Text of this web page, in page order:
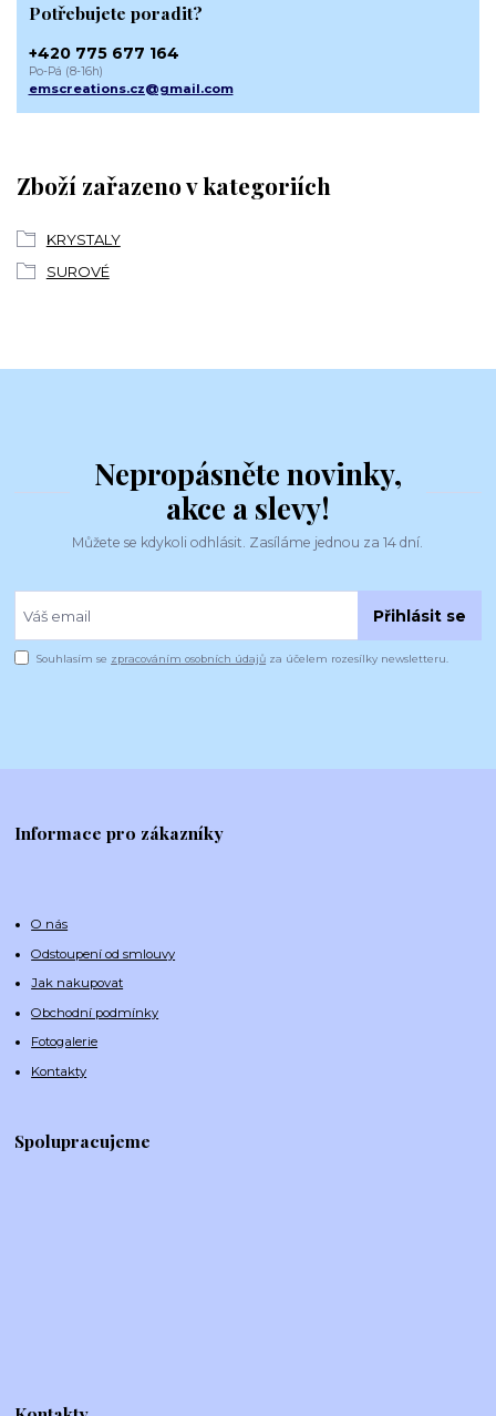
Zboží zařazeno v kategoriích
KRYSTALY
SUROVÉ
Potřebujete poradit?
+420 775 677 164
Po-Pá (8-16h)
emscreations.cz@gmail.com
Nepropásněte novinky,
akce a slevy!
Můžete se kdykoli odhlásit. Zasíláme jednou za 14 dní.
Přihlásit se
Souhlasím se zpracováním osobních údajů za účelem rozesílky newsletteru.
Informace pro zákazníky
O nás
Odstoupení od smlouvy
Jak nakupovat
Obchodní podmínky
Fotogalerie
Kontakty
Spolupracujeme